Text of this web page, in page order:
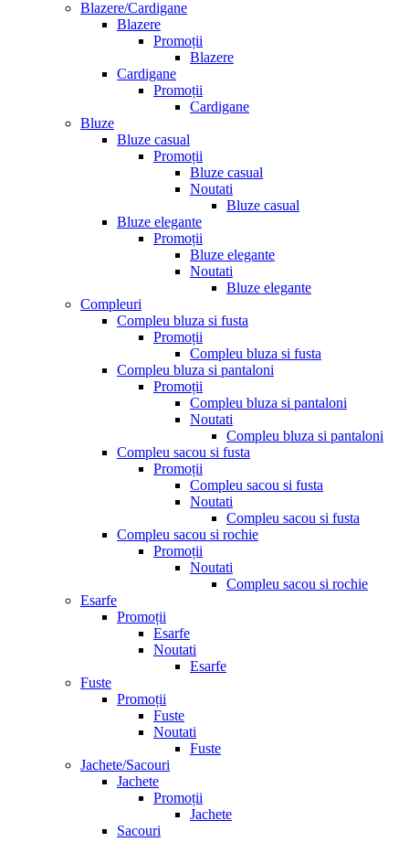
Blazere/Cardigane
Blazere
Promoții
Blazere
Cardigane
Promoții
Cardigane
Bluze
Bluze casual
Promoții
Bluze casual
Noutati
Bluze casual
Bluze elegante
Promoții
Bluze elegante
Noutati
Bluze elegante
Compleuri
Compleu bluza si fusta
Promoții
Compleu bluza si fusta
Compleu bluza si pantaloni
Promoții
Compleu bluza si pantaloni
Noutati
Compleu bluza si pantaloni
Compleu sacou si fusta
Promoții
Compleu sacou si fusta
Noutati
Compleu sacou si fusta
Compleu sacou si rochie
Promoții
Noutati
Compleu sacou si rochie
Esarfe
Promoții
Esarfe
Noutati
Esarfe
Fuste
Promoții
Fuste
Noutati
Fuste
Jachete/Sacouri
Jachete
Promoții
Jachete
Sacouri